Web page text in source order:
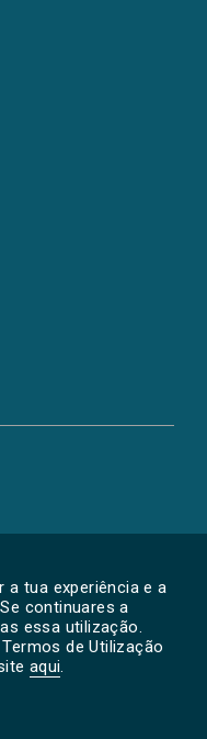
a tua experiência e a
continuares a
essa utilização.
de Utilização
aqui.